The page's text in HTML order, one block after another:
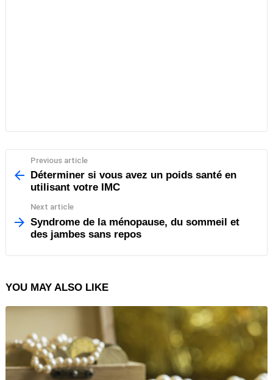
more
Previous article
Déterminer si vous avez un poids santé en
utilisant votre IMC
Next article
Syndrome de la ménopause, du sommeil et
des jambes sans repos
YOU MAY ALSO LIKE